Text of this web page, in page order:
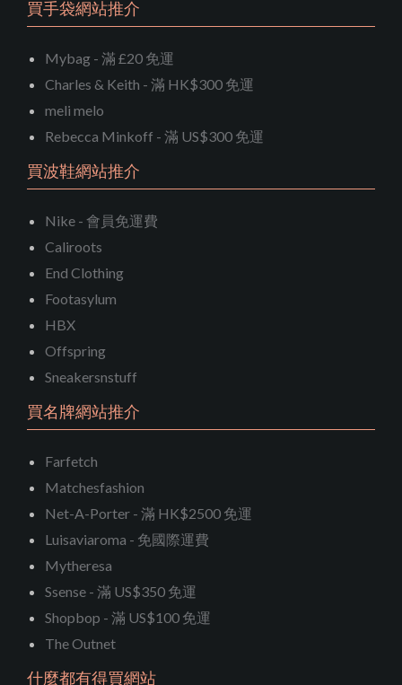
買手袋網站推介
Mybag - 滿 £20 免運
Charles & Keith - 滿 HK$300 免運
meli melo
Rebecca Minkoff - 滿 US$300 免運
買波鞋網站推介
Nike - 會員免運費
Caliroots
End Clothing
Footasylum
HBX
Offspring
Sneakersnstuff
買名牌網站推介
Farfetch
Matchesfashion
Net-A-Porter - 滿 HK$2500 免運
Luisaviaroma - 免國際運費
Mytheresa
Ssense - 滿 US$350 免運
Shopbop - 滿 US$100 免運
The Outnet
什麼都有得買網站